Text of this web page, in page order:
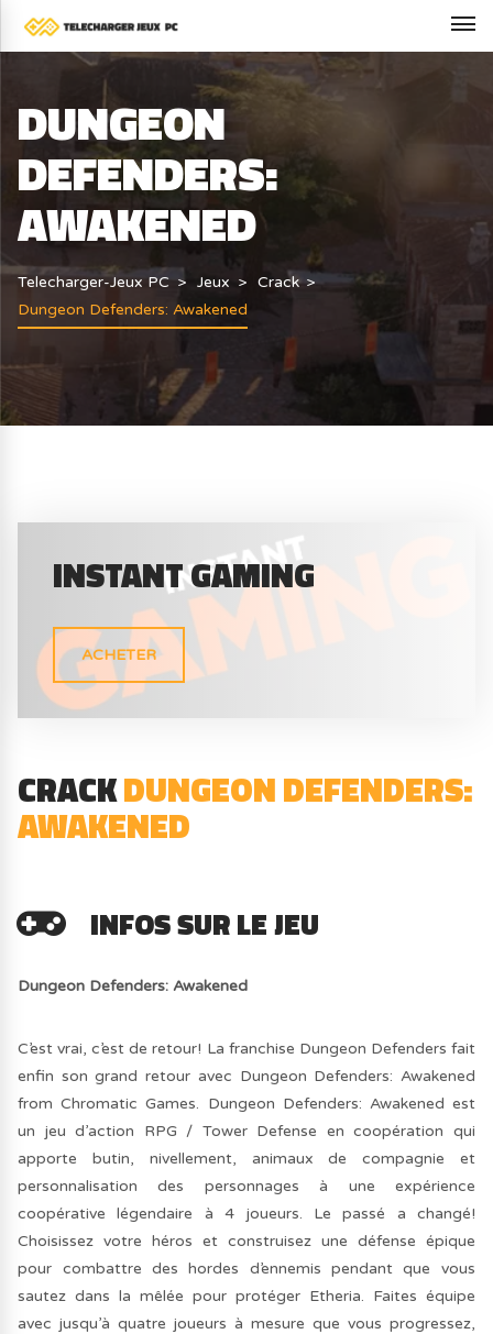
DUNGEON
DEFENDERS:
AWAKENED
Telecharger-Jeux PC Jeux
Crack
Dungeon Defenders: Awakened
INSTANT GAMING
ACHETER
CRACKDUNGEON DEFENDERS:
AWAKENED
INFOS SUR LE JEU
Dungeon Defenders: Awakened
C’est vrai, c’est de retour! La franchise Dungeon Defenders fait
enfin son grand retour avec Dungeon Defenders: Awakened
from Chromatic Games. Dungeon Defenders: Awakened est
un jeu d’action RPG / Tower Defense en coopération qui
apporte butin, nivellement, animaux de compagnie et
personnalisation des personnages à une expérience
coopérative légendaire à 4 joueurs. Le passé a changé!
Choisissez votre héros et construisez une défense épique
pour combattre des hordes d’ennemis pendant que vous
sautez dans la mêlée pour protéger Etheria. Faites équipe
avec jusqu’à quatre joueurs à mesure que vous progressez,